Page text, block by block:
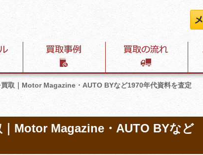
買取｜Motor Magazine・AUTO BYなど1970年代資料を査定
｜Motor Magazine・AUTO BYなど